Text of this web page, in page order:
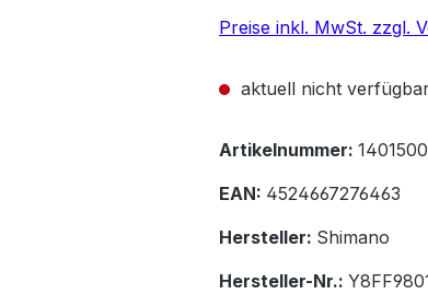
Preise inkl. MwSt. zzgl.
aktuell nicht
Artikelnummer:
EAN: 4524667276463
Hersteller: Shimano
Hersteller-Nr.: